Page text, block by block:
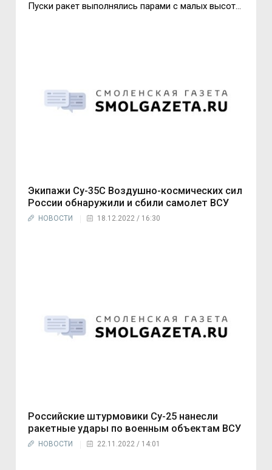
Пуски ракет выполнялись парами с малых высот...
Экипажи Су-35С Воздушно-космических сил
России обнаружили и сбили самолет ВСУ
НОВОСТИ 18.12.2022 / 16:30
Российские штурмовики Су-25 нанесли
ракетные удары по военным объектам ВСУ
НОВОСТИ 22.11.2022 / 14:01